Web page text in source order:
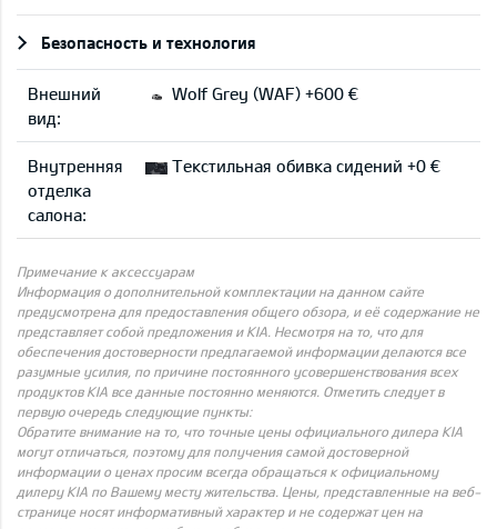
Безопасность и технология
Внешний
вид:
Wolf Grey (WAF) +600 €
Внутренняя
отделка
салона:
Текстильная обивка сидений +0 €
Примечание к аксессуарам
Информация о дополнительной комплектации на данном сайте
предусмотрена для предоставления общего обзора, и её содержание не
представляет собой предложения и KIA. Несмотря на то, что для
обеспечения достоверности предлагаемой информации делаются все
разумные усилия, по причине постоянного усовершенствования всех
продуктов KIA все данные постоянно меняются. Отметить следует в
первую очередь следующие пункты:
Обратите внимание на то, что точные цены официального дилера KIA
могут отличаться, поэтому для получения самой достоверной
информации о ценах просим всегда обращаться к официальному
дилеру KIA по Вашему месту жительства. Цены, представленные на веб-
странице носят информативный характер и не содержат цен на